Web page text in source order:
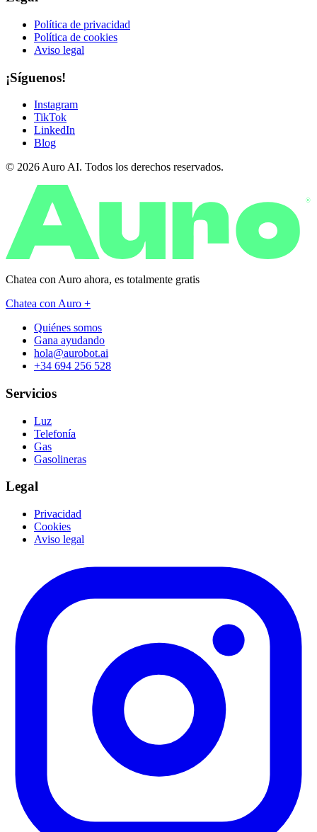
Política de privacidad
Política de cookies
Aviso legal
¡Síguenos!
Instagram
TikTok
LinkedIn
Blog
© 2026 Auro AI. Todos los derechos reservados.
®
Chatea con Auro ahora, es totalmente gratis
Chatea con Auro +
Quiénes somos
Gana ayudando
hola@aurobot.ai
+34 694 256 528
Servicios
Luz
Telefonía
Gas
Gasolineras
Legal
Privacidad
Cookies
Aviso legal